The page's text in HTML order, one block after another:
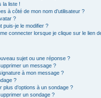
la liste !
à côté de mon nom d’utilisateur ?
?
puis-je le modifier ?
connecter lorsque je clique sur le lien
sujet ou une réponse ?
un message ?
à mon message ?
?
plus d’options à un sondage ?
un sondage ?